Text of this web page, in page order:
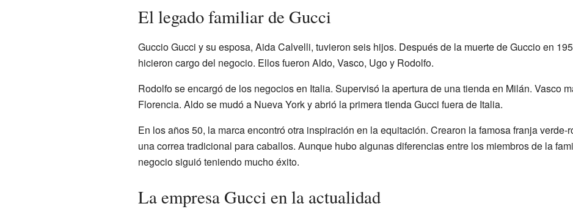
El legado familiar de Gucci
Guccio Gucci y su esposa, Aida Calvelli, tuvieron seis hijos. Después de la muerte de Guccio en
hicieron cargo del negocio. Ellos fueron Aldo, Vasco, Ugo y Rodolfo.
Rodolfo se encargó de los negocios en Italia. Supervisó la apertura de una tienda en Milán. Vasco
Florencia. Aldo se mudó a Nueva York y abrió la primera tienda Gucci fuera de Italia.
En los años 50, la marca encontró otra inspiración en la equitación. Crearon la famosa franja verde-
una correa tradicional para caballos. Aunque hubo algunas diferencias entre los miembros de la
negocio siguió teniendo mucho éxito.
La empresa Gucci en la actualidad